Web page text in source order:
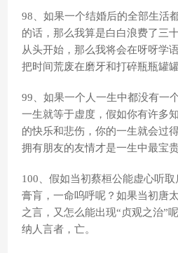
98、如果一个结婚后的全部生活
的话，那么我算是白白浪费了三
从头开始，那么我将会在呀呀学
把时间荒废在磨牙和打碎瓶瓶罐罐
99、如果一个人一生中都没有一
一生就等于虚度，假如你有许多
的快乐和悲伤，你的一生就会过
拥有朋友的友情才是一生中最宝贵
100、假如当初蔡桓公能虚心听
膏肓，一命呜呼呢？如果当初唐
之言，又怎么能出现“贞观之治”
纳人言者，亡。